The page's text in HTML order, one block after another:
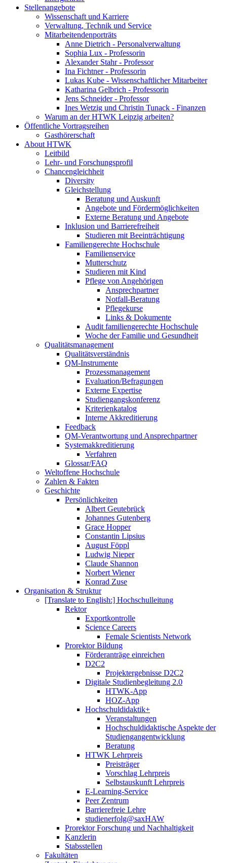
Stellenangebote
Wissenschaft und Karriere
Verwaltung, Technik und Service
Mitarbeitendenporträts
Anne Dietrich - Personalverwaltung
Sophia Lux - Professorin
Alexander Stahr - Professor
Ina Fichtner - Professorin
Lukas Kube - Wissenschaftlicher Mitarbeiter
Katharina Gelbrich - Professorin
Jens Schneider - Professor
Ines Wetzig und Christin Tunack - Finanzen
Warum an der HTWK Leipzig arbeiten?
Öffentliche Vortragsreihen
Gasthörerschaft
About HTWK
Leitbild
Lehr- und Forschungsprofil
Chancengleichheit
Diversity
Gleichstellung
Beratung und Auskunft
Angebote und Fördermöglichkeiten
Externe Beratung und Angebote
Inklusion und Barrierefreiheit
Studieren mit Beeinträchtigung
Familiengerechte Hochschule
Familienservice
Mutterschutz
Studieren mit Kind
Pflege von Angehörigen
Ansprechpartner
Notfall-Beratung
Pflegekurse
Links & Dokumente
Audit familiengerechte Hochschule
Woche der Familie und Gesundheit
Qualitätsmanagement
Qualitätsverständnis
QM-Instrumente
Prozessmanagement
Evaluation/Befragungen
Externe Expertise
Studiengangskonferenz
Kriterienkatalog
Interne Akkreditierung
Feedback
QM-Verantwortung und Ansprechpartner
Systemakkreditierung
Verfahren
Glossar/FAQ
Weltoffene Hochschule
Zahlen & Fakten
Geschichte
Persönlichkeiten
Albert Geutebrück
Johannes Gutenberg
Grace Hopper
Constantin Lipsius
August Föppl
Ludwig Nieper
Claude Shannon
Norbert Wiener
Konrad Zuse
Organisation & Struktur
[Translate to English:] Hochschulleitung
Rektor
Exportkontrolle
Science Careers
Female Scientists Network
Prorektor Bildung
Förderanträge einreichen
D2C2
Projektergebnisse D2C2
Digitale Studienbegleitung 2.0
HTWK-App
HOZ-App
Hochschuldidaktik+
Veranstaltungen
Hochschuldidaktische Aspekte der
Studiengangentwicklung
Beratung
HTWK Lehrpreis
Preisträger
Vorschlag Lehrpreis
Selbstauskunft Lehrpreis
E-Learning-Service
Peer Zentrum
Barrierefreie Lehre
studienerfolg@saxHAW
Prorektor Forschung und Nachhaltigkeit
Kanzlerin
Stabsstellen
Fakultäten